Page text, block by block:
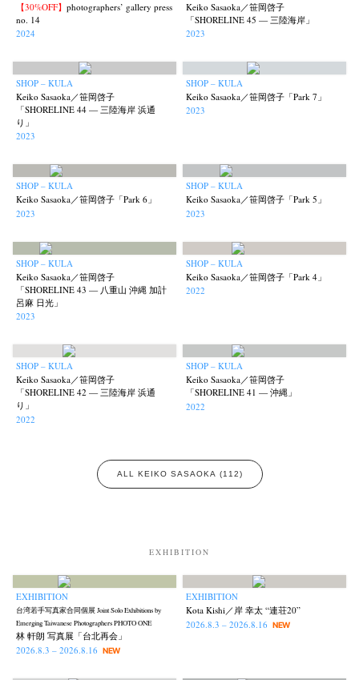
Terms & Privacy Policy Bookstores Newsletter
Akifumi Tanaka (7) Fumikiyo Nagamachi (27) Kazumichi Hashimoto
Kazuyuki Kawaguchi (42) Keiko Sasaoka
Kota Kishi
Park (7) photographers' gallery File (16) photographers’ gallery press
Postwar and Shōwa-Era (2) Publication (42) Remembrance
Rintaro Kameoka
【30%OFF】photographers’ gallery press
no. 14
2024
Keiko Sasaoka／笹岡啓子
「SHORELINE 45 — 三陸海岸」
2023
SHOP – KULA
Keiko Sasaoka／笹岡啓子
「SHORELINE 44 — 三陸海岸 浜通
り」
2023
SHOP – KULA
Keiko Sasaoka／笹岡啓子「Park 7」
2023
SHOP – KULA
Keiko Sasaoka／笹岡啓子「Park 6」
2023
SHOP – KULA
Keiko Sasaoka／笹岡啓子「Park 5」
2023
SHOP – KULA
Keiko Sasaoka／笹岡啓子
「SHORELINE 43 — 八重山 沖縄 加計
呂麻 日光」
2023
SHOP – KULA
Keiko Sasaoka／笹岡啓子「Park 4」
2022
SHOP – KULA
Keiko Sasaoka／笹岡啓子
「SHORELINE 42 — 三陸海岸 浜通
り」
2022
SHOP – KULA
Keiko Sasaoka／笹岡啓子
「SHORELINE 41 — 沖縄」
2022
ALL KEIKO SASAOKA (112)
EXHIBITION
EXHIBITION
台湾若手写真家合同個展 Joint Solo Exhibitions by
Emerging Taiwanese Photographers PHOTO ONE
林 軒朗 写真展「台北再会」
2026.8.3 – 2026.8.16
NEW
EXHIBITION
Kota Kishi／岸 幸太 “連荘20”
2026.8.3 – 2026.8.16 NEW